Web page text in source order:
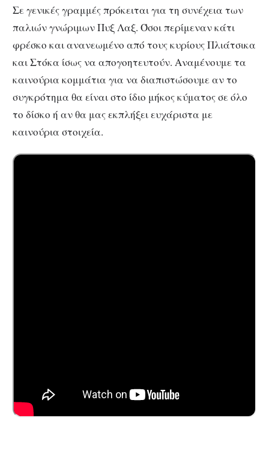
Σε γενικές γραμμές πρόκειται για τη συνέχεια των
παλιών γνώριμων Πυξ Λαξ. Όσοι περίμεναν κάτι
φρέσκο και ανανεωμένο από τους κυρίους Πλιάτσικα
και Στόκα ίσως να απογοητευτούν. Αναμένουμε τα
καινούρια κομμάτια για να διαπιστώσουμε αν το
συγκρότημα θα είναι στο ίδιο μήκος κύματος σε όλο
το δίσκο ή αν θα μας εκπλήξει ευχάριστα με
καινούρια στοιχεία.